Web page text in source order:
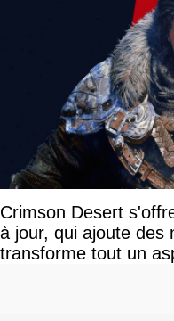
Crimson Desert
à jour, qui ajoute des
transforme tout un